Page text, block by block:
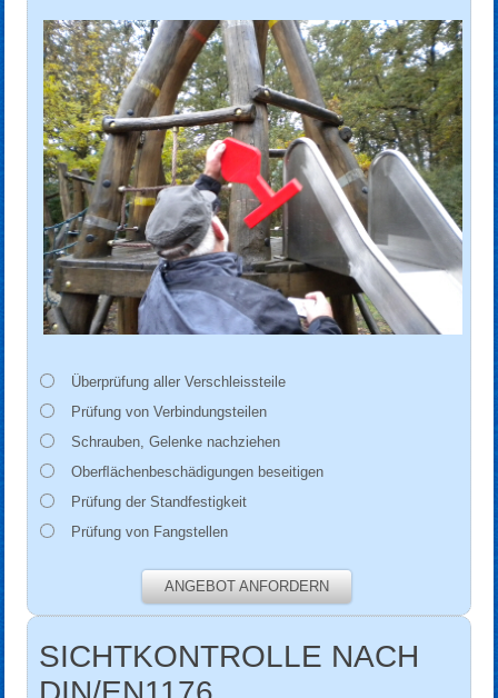
Überprüfung aller Verschleissteile
Prüfung von Verbindungsteilen
Schrauben, Gelenke nachziehen
Oberﬂächenbeschädigungen beseitigen
Prüfung der Standfestigkeit
Prüfung von Fangstellen
ANGEBOT ANFORDERN
SICHTKONTROLLE NACH